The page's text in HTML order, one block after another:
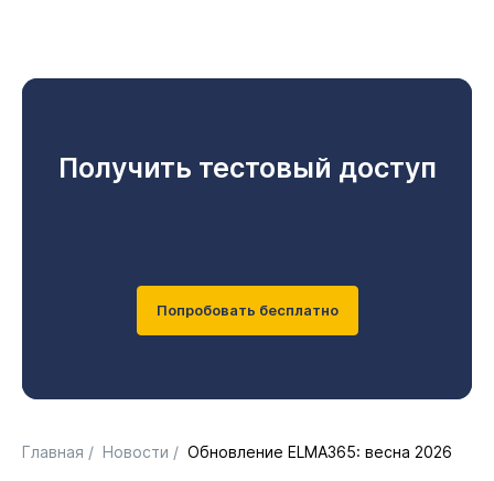
Получить тестовый доступ
Попробовать бесплатно
Главная / Новости / Обновление ELMA365: весна 2026